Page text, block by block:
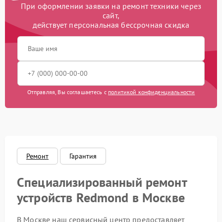
При оформлении заявки на ремонт техники через
сайт,
действует персональная бессрочная скидка
Отправляя, Вы соглашаетесь с политикой конфиденциальности
Ремонт Гарантия
Специализированный ремонт
устройств Redmond в Москве
В Москве наш сервисный центр предоставляет